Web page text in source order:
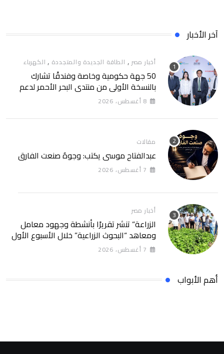
آخر الأخبار
أخبار مصر , الطاقة الجديدة والمتجددة , الكهرباء
50 جهة حكومية وخاصة وفندقًا تشارك
بالنسخة الأولى من منتدى البحر الأحمر لدعم
الطاقة النظيفة والسياحة المستدامة
8 أغسطس، 2026
مقالات
عبدالفتاح موسى يكتب: وجوهٌ صنعت الفارق
7 أغسطس، 2026
أخبار مصر
الزراعة” تنشر تقريرًا بأنشطة وجهود معامل
ومعاهد “البحوث الزراعية” خلال الأسبوع الأول
من أغسطس 2026
7 أغسطس، 2026
أهم الأبواب